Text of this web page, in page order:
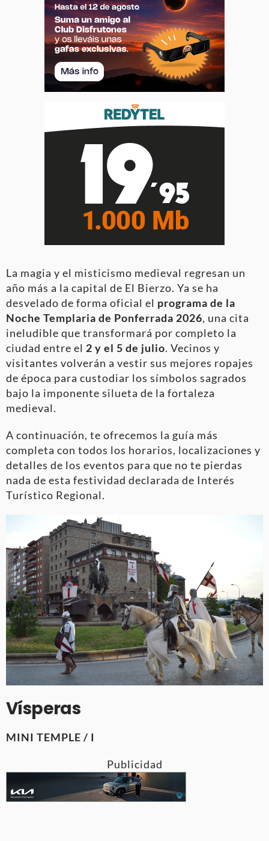
La magia y el misticismo medieval regresan un
año más a la capital de El Bierzo. Ya se ha
desvelado de forma oficial el programa de la
Noche Templaria de Ponferrada 2026, una cita
ineludible que transformará por completo la
ciudad entre el 2 y el 5 de julio. Vecinos y
visitantes volverán a vestir sus mejores ropajes
de época para custodiar los símbolos sagrados
bajo la imponente silueta de la fortaleza
medieval.
A continuación, te ofrecemos la guía más
completa con todos los horarios, localizaciones y
detalles de los eventos para que no te pierdas
nada de esta festividad declarada de Interés
Turístico Regional.
Vísperas
MINI TEMPLE / I
Publicidad